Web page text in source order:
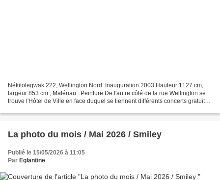
Nékitotegwak 222, Wellington Nord .Inauguration 2003 Hauteur 1127 cm,
largeur 853 cm , Matériau : Peinture De l'autre côté de la rue Wellington se
trouve l'Hôtel de Ville en face duquel se tiennent différents concerts gratuits
La photo du mois / Mai 2026 / Smiley
Publié le 15/05/2026 à 11:05
Par Eglantine